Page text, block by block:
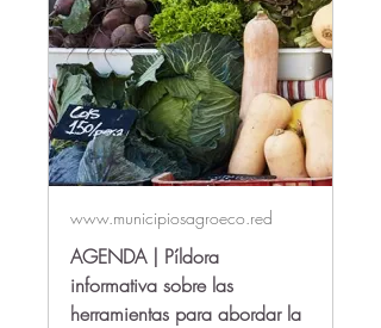
www.municipiosagroeco.red
AGENDA | Píldora
informativa sobre las
herramientas para abordar la